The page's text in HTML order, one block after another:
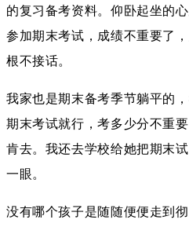
的复习备考资料。仰卧起坐的
参加期末考试，成绩不重要了
根不接话。
我家也是期末备考季节躺平的
期末考试就行，考多少分不重
肯去。我还去学校给她把期末
一眼。
没有哪个孩子是随随便便走到